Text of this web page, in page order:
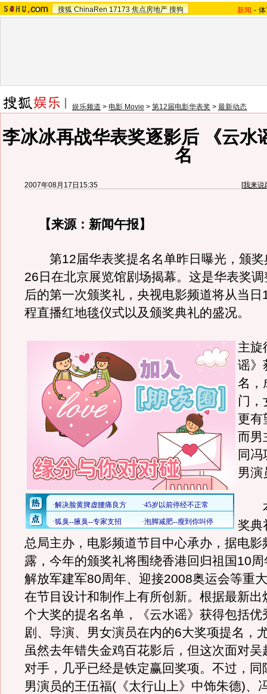
搜狐 ChinaRen 17173 焦点房地产 搜狗 新闻 -
娱乐频道 > 电影 Movie > 第12届电影华表奖 > 最新动态
李冰冰再战华表奖逐影后 《云水
名
2007年08月17日15:35 [我来说
【来源：新闻午报】
第12届华表奖提名名单昨日曝光，颁奖
26日在北京展览馆剧场揭幕。这是华表奖
后的第一次颁奖礼，央视电影频道将从当
程直播红地毯仪式以及颁奖典礼的盛况。
主旋
谣》
名，
门，
更有
而男
同
男演
本
奖典
总局主办，电影频道节目中心承办，据电影
露，今年的颁奖礼将围绕香港回归祖国10
解放军建军80周年、迎接2008奥运会等重
在节目设计和制作上有所创新。根据最新
个大奖的提名名单，《云水谣》获得包括优
剧、导演、男女演员在内的6大奖项提名，
虽然去年错失金鸡百花影后，但这次面对吴
对手，几乎已经是铁定赢回奖项。不过，同
男演员的王伍福(《太行山上》中饰朱德)、